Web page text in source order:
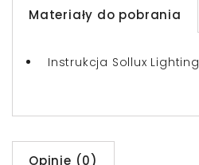
Materiały do pobrania
Instrukcja Sollux Lighting
Opinie (0)